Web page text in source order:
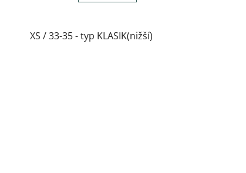
XS / 33-35 - typ KLASIK(nižší)